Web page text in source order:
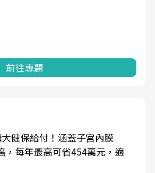
前往專題
健保給付！涵蓋子宮內膜
，每年最高可省454萬元，適